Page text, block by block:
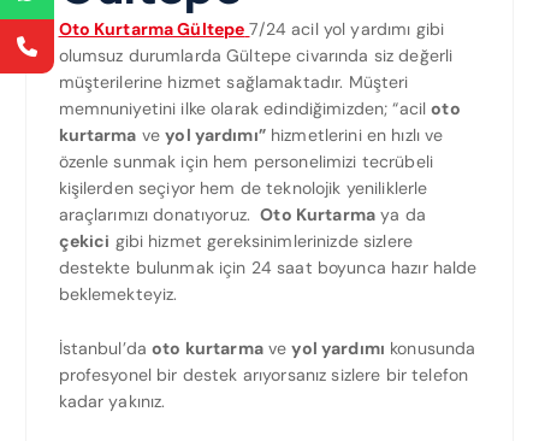
Oto Kurtarma Gültepe 7/24 acil yol yardımı gibi
olumsuz durumlarda Gültepe civarında siz değerli
müşterilerine hizmet sağlamaktadır. Müşteri
memnuniyetini ilke olarak edindiğimizden; “aciloto
kurtarma veyol yardımı”hizmetlerini en hızlı ve
özenle sunmak için hem personelimizi tecrübeli
kişilerden seçiyor hem de teknolojik yeniliklerle
araçlarımızı donatıyoruz.Oto Kurtarma ya da
çekici gibi hizmet gereksinimlerinizde sizlere
destekte bulunmak için 24 saat boyunca hazır halde
beklemekteyiz.
İstanbul’daoto kurtarmaveyol yardımı konusunda
profesyonel bir destek arıyorsanız sizlere bir telefon
kadar yakınız.